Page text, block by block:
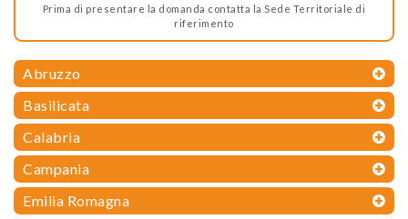
Prima di presentare la domanda contatta la Sede Territoriale di
riferimento
Abruzzo
Basilicata
Calabria
Campania
Emilia Romagna